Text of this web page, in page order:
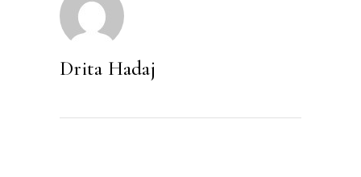
Drita Hadaj